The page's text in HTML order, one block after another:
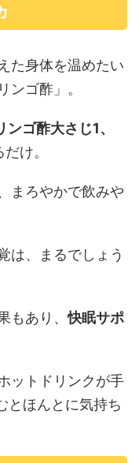
た身体を温めたい
ンゴ酢」。
ンゴ酢大さじ1、
け。
まろやかで飲みや
は、まるでしょう
もあり、快眠サポ
ットドリンクが手
とほんとに気持ち